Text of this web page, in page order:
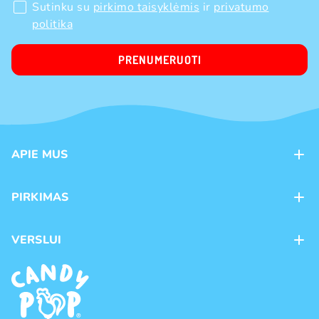
Sutinku su pirkimo taisyklėmis ir privatumo
politika
PRENUMERUOTI
APIE MUS
Kontaktai
Naujienos
Prekių ženklai
PIRKIMAS
Pristatymas
Prekių grąžinimas ir keitimas
Pirkimo taisyklės
Privatumo politika
VERSLUI
Franšizė
Didmeninė prekyba